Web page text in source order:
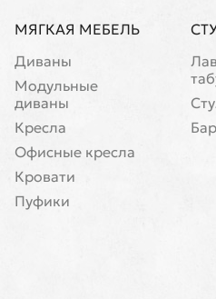
МЯГКАЯ МЕБЕЛЬ
Диваны
Модульные
диваны
Кресла
Офисные кресла
Кровати
Пуфики